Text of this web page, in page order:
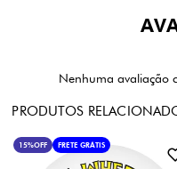
Nenhuma avaliação
PRODUTOS
15%OFF FRETE GRÁTIS